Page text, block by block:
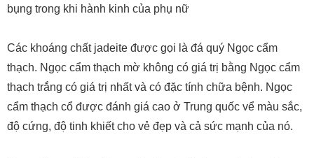
bụng trong khi hành kinh của phụ nữ
Các khoáng chất jadeite được gọi là đá quý Ngọc cẩm
thạch. Ngọc cẩm thạch mờ không có giá trị bằng Ngọc cẩm
thạch trắng có giá trị nhất và có đặc tính chữa bệnh. Ngọc
cẩm thạch cổ được đánh giá cao ở Trung quốc vể màu sắc,
độ cứng, độ tinh khiết cho vẻ đẹp và cả sức mạnh của nó.